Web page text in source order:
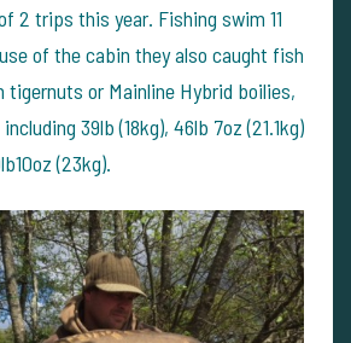
2 trips this year. Fishing swim 11
of the cabin they also caught fish
tigernuts or Mainline Hybrid boilies,
39lb (18kg), 46lb 7oz (21.1kg)
(23kg).